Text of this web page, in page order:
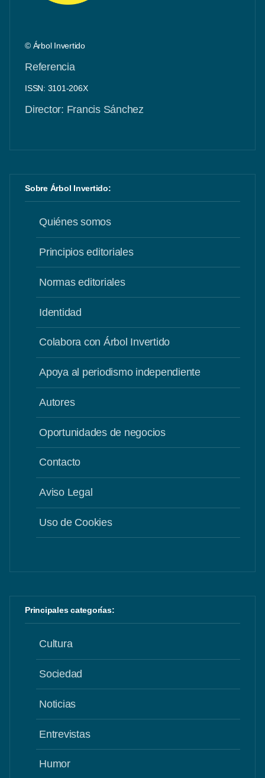
© Árbol Invertido
Referencia
ISSN: 3101-206X
Director: Francis Sánchez
Sobre Árbol Invertido:
Quiénes somos
Principios editoriales
Normas editoriales
Identidad
Colabora con Árbol Invertido
Apoya al periodismo independiente
Autores
Oportunidades de negocios
Contacto
Aviso Legal
Uso de Cookies
Principales categorías:
Cultura
Sociedad
Noticias
Entrevistas
Humor